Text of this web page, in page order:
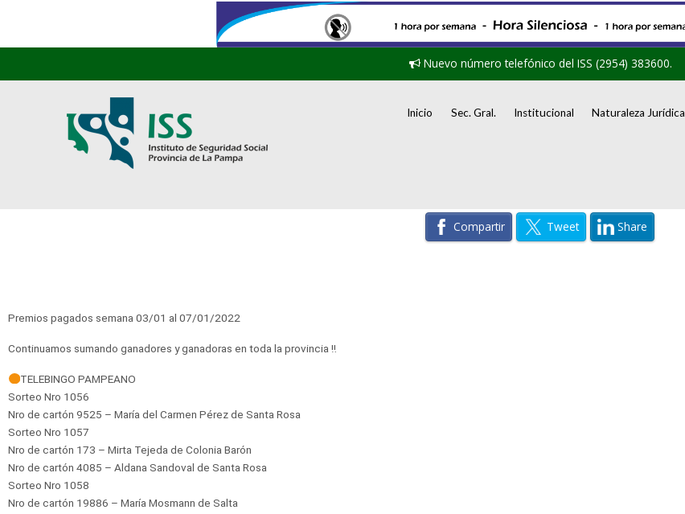
Nuevo número telefónico del ISS (2954) 383600.
Inicio Sec. Gral. Institucional Naturaleza Jurídica
Compartir Tweet Share
Premios pagados semana 03/01 al 07/01/2022
Continuamos sumando ganadores y ganadoras en toda la provincia ‼
TELEBINGO PAMPEANO
Sorteo Nro 1056
Nro de cartón 9525 – María del Carmen Pérez de Santa Rosa
Sorteo Nro 1057
Nro de cartón 173 – Mirta Tejeda de Colonia Barón
Nro de cartón 4085 – Aldana Sandoval de Santa Rosa
Sorteo Nro 1058
Nro de cartón 19886 – María Mosmann de Salta